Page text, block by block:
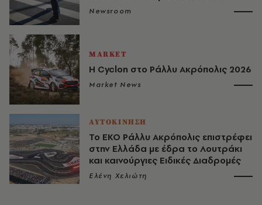
Newsroom
MARKET
H Cyclon στο Ράλλυ Ακρόπολις 2026
Market News
ΑΥΤΟΚΙΝΗΣΗ
Το ΕΚΟ Ράλλυ Ακρόπολις επιστρέφει
στην Ελλάδα με έδρα το Λουτράκι
και καινούργιες Ειδικές Διαδρομές
Ελένη Χελιώτη